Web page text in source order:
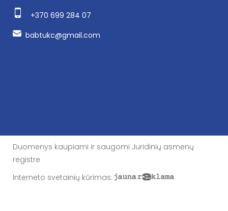
+370 699 284 07
babtukc@gmail.com
Duomenys kaupiami ir saugomi Juridinių asmenų
registre
Interneto svetainių kūrimas: